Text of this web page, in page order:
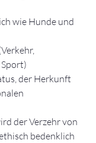
wie Hunde und
der Herkunft
der Verzehr von
bedenklich